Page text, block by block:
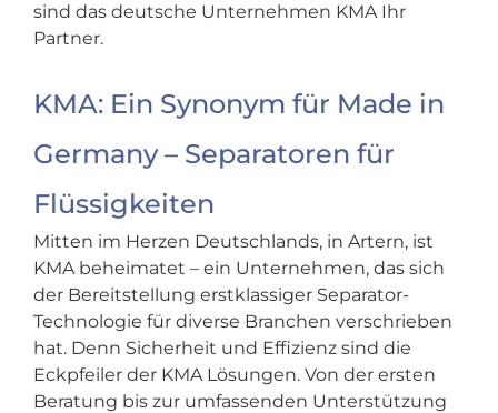
sind das deutsche Unternehmen KMA Ihr
Partner.
KMA: Ein Synonym für Made in
Germany – Separatoren für
Flüssigkeiten
Mitten im Herzen Deutschlands, in Artern, ist
KMA beheimatet – ein Unternehmen, das sich
der Bereitstellung erstklassiger Separator-
Technologie für diverse Branchen verschrieben
hat. Denn Sicherheit und Effizienz sind die
Eckpfeiler der KMA Lösungen. Von der ersten
Beratung bis zur umfassenden Unterstützung